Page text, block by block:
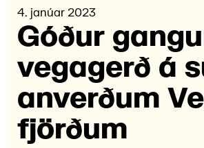
4. janúar 2023
Góður
vega­gerð á
anverð­um
fjörð­um